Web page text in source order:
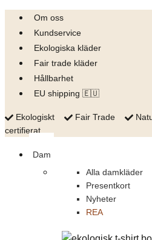
Skip
content
Om oss
Kundservice
Ekologiska kläder
Fair trade kläder
Hållbarhet
EU shipping 🇪🇺
Ekologiskt Fair Trade
certifierat
Dam
Alla damkläder
Presentkort
Nyheter
REA